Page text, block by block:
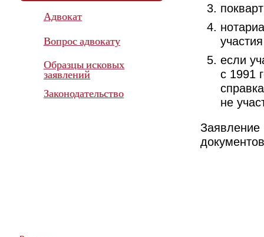
Адвокат
Вопрос адвокату
Образцы исковых
заявлений
Законодательство
если
с 1991
не
Заявление